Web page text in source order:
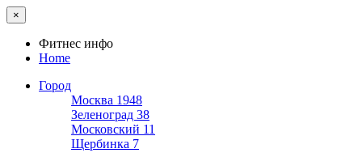
×
Фитнес инфо
Home
Город
Москва 1948
Зеленоград 38
Московский 11
Щербинка 7